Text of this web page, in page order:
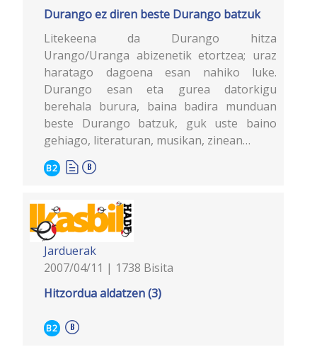
Durango ez diren beste Durango batzuk
Litekeena da Durango hitza
Urango/Uranga abizenetik etortzea; uraz
haratago dagoena esan nahiko luke.
Durango esan eta gurea datorkigu
berehala burura, baina badira munduan
beste Durango batzuk, guk uste baino
gehiago, literaturan, musikan, zinean…
B2
Jarduerak
2007/04/11 | 1738 Bisita
Hitzordua aldatzen (3)
B2